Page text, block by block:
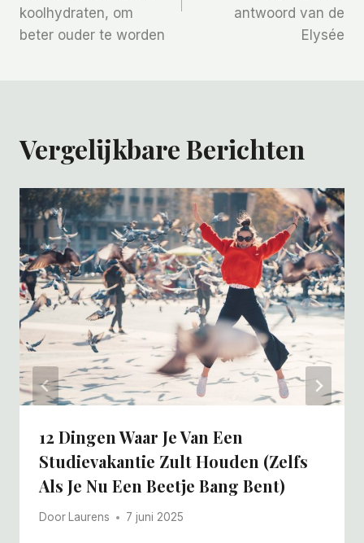
koolhydraten, om
beter ouder te worden
antwoord van de
Elysée
Vergelijkbare Berichten
12 Dingen Waar Je Van Een
Studievakantie Zult Houden (zelfs
Als Je Nu Een Beetje Bang Bent)
Door Laurens 7 juni 2025